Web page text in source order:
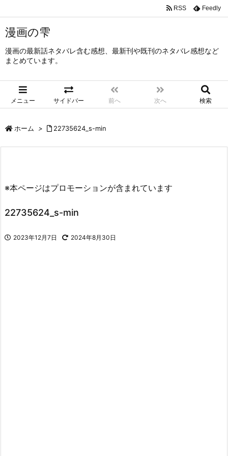
漫画の雫
漫画の最新話ネタバレ含む感想、最新刊や既刊のネタバレ感想など
まとめています。
メニュー サイドバー 前へ 次へ 検索
RSS Feedly
ホーム > 22735624_s-min
※本ページはプロモーションが含まれています
22735624_s-min
2023年12月7日 2024年8月30日